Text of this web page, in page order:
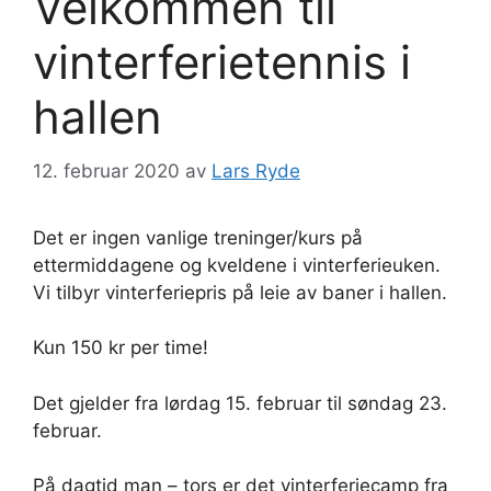
vinterferietennis i
hallen
12. februar 2020 av Lars Ryde
Det er ingen vanlige treninger/kurs på
ettermiddagene og kveldene i vinterferieuken.
Vi tilbyr vinterferiepris på leie av baner i hallen.
Kun 150 kr per time!
Det gjelder fra lørdag 15. februar til søndag 23.
februar.
På dagtid man – tors er det vinterferiecamp fra